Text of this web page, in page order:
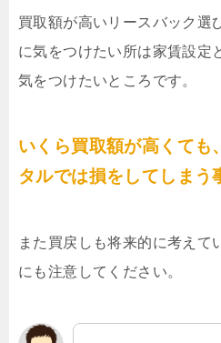
買取額が高いリースバック選
に気をつけたい所は家賃設定
気をつけたいところです。
いくら買取額が高くても
タルでは損をしてしまう
また買戻しも将来的に考えて
にも注意してください。